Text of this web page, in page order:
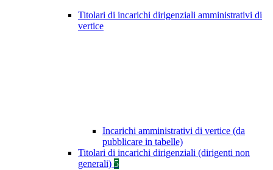
Titolari di incarichi dirigenziali amministrativi di
vertice
Incarichi amministrativi di vertice (da
pubblicare in tabelle)
Titolari di incarichi dirigenziali (dirigenti non
generali) 5